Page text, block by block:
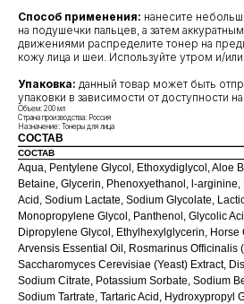
Способ применения: нанесите
на подушечки пальцев, а затем
движениями распределите тонер на
кожу лица и шеи. Используйте утром и/
Упаковка: данный товар может быть
упаковки в зависимости от доступности на
Объем: 200 мл
Страна производства: Россия
Назначение: Тонеры для лица
СОСТАВ
СОСТАВ
Aqua, Pentylene Glycol, Ethoxydiglycol, Aloe
Betaine, Glycerin, Phenoxyethanol, l-
Acid, Sodium Lactate, Sodium Glycolate,
Monopropylene Glycol, Panthenol, Glycolic
Dipropylene Glycol, Ethylhexylglycerin, Horse
Arvensis Essential Oil, Rosmarinus Officinalis
Saccharomyces Cerevisiae (Yeast) Extract,
Sodium Citrate, Potassium Sorbate, Sodium
Sodium Tartrate, Tartaric Acid, Hydroxypropyl
АДРЕСА
ОБЩИЕ КОНТАКТЫ
Мы ВКонтакте
КЛИЕНТАМ
Контакты
Оплата и доставка